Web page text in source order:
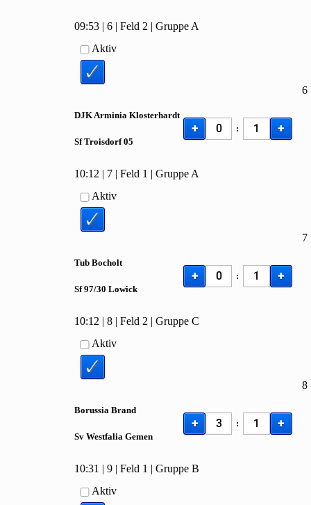
09:53 |6 |Feld 2 |Gruppe A
Aktiv
DJK Arminia Klosterhardt
Sf Troisdorf05
+ : +
6
10:12 | 7 |Feld 1 |Gruppe A
Aktiv
Tub Bocholt
Sf97/30 Lowick
+ : +
7
10:12 |8 |Feld 2 |Gruppe C
Aktiv
Borussia Brand
Sv Westfalia Gemen
+ : +
8
10:31 |9 |Feld 1 |Gruppe B
Aktiv